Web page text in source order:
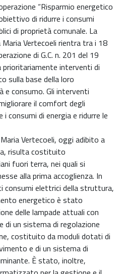
“Risparmio energetico
di ridurre i consumi
di proprietà comunale. La
Vertecoeli rientra tra i 18
di G.C. n. 201 del 19
prioritariamente interventi di
sulla base della loro
consumo. Gli interventi
il comfort degli
consumi di energia e ridurre le
Vertecoeli, oggi adibito a
risulta costituito
fuori terra, nei quali si
alla prima accoglienza. In
consumi elettrici della struttura,
energetico è stato
delle lampade attuali con
di un sistema di regolazione
costituito da moduli dotati di
e di un sistema di
È stato, inoltre,